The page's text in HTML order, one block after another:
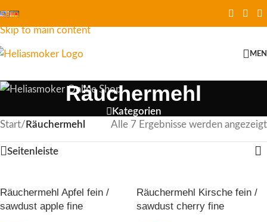
Skip to navigation
Skip to main content
Räuchermehl
Kategorien
Start/ Räuchermehl Alle 7 Ergebnisse werden angezeigt
Seitenleiste
Räuchermehl Apfel fein /
sawdust apple fine
Räuchermehl Kirsche fein /
sawdust cherry fine